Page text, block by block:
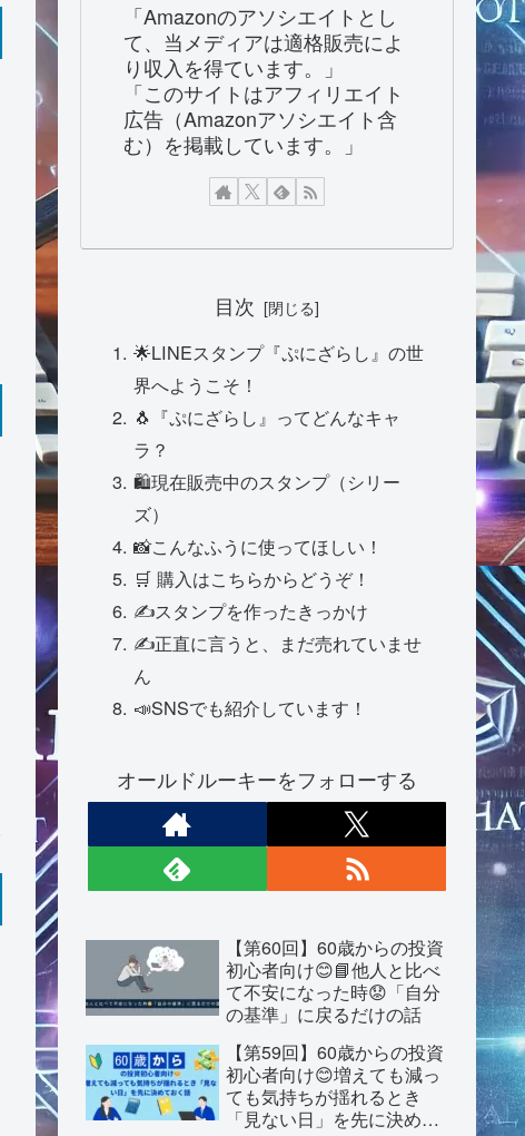
「Amazonのアソシエイトとし
て、当メディアは適格販売によ
り収入を得ています。」
「このサイトはアフィリエイト
広告（Amazonアソシエイト含
む）を掲載しています。」
目次
🌟LINEスタンプ『ぷにざらし』の世
界へようこそ！
🐧『ぷにざらし』ってどんなキャ
ラ？
🛍現在販売中のスタンプ（シリー
ズ）
📸こんなふうに使ってほしい！
🛒 購入はこちらからどうぞ！
✍️スタンプを作ったきっかけ
✍️正直に言うと、まだ売れていませ
ん
📣SNSでも紹介しています！
オールドルーキーをフォローする
【第60回】60歳からの投資
初心者向け😊📘他人と比べ
て不安になった時😟「自分
の基準」に戻るだけの話
【第59回】60歳からの投資
初心者向け😊増えても減っ
ても気持ちが揺れるとき
「見ない日」を先に決めて